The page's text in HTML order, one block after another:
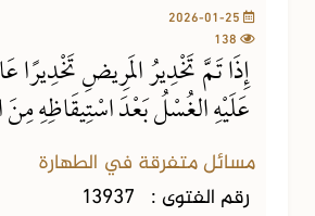
إِذَا تَمَّ تَخْدِيرُ المَرِيضِ
عَلَيْهِ الغُسْلُ بَعْدَ اسْتِيقَاظِهِ
مسائل متفرقة في الطهارة
رقم الفتوى : 13937